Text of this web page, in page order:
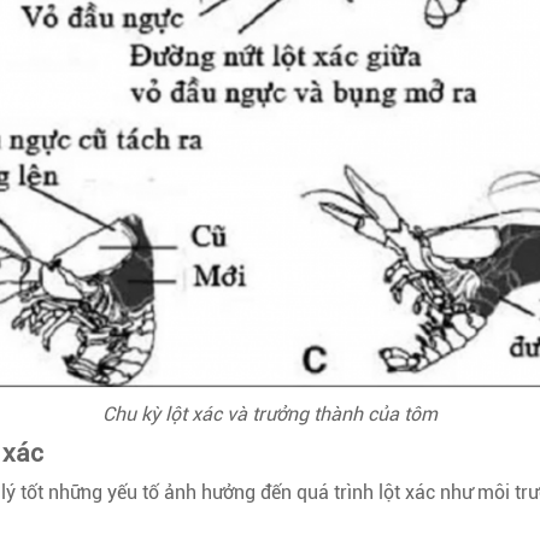
Chu kỳ lột xác và trưởng thành của tôm
tốt những yếu tố ảnh hưởng đến quá trình lột xác như môi